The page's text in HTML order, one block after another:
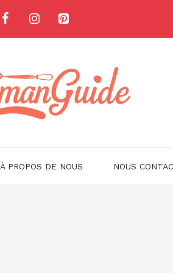
À PROPOS DE NOUS NOUS